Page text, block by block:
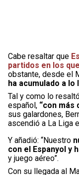
Cabe resaltar que
partidos en los
obstante, desde el
ha acumulado a
Tal y como lo
español, “con más
sus galardones,
ascendió a La Liga
Y añadió: “Nuestro
con el Espanyol y
y juego aéreo”.
Con su llegada al